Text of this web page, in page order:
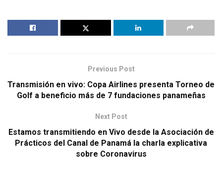
Previous Post
Transmisión en vivo: Copa Airlines presenta Torneo de
Golf a beneficio más de 7 fundaciones panameñas
Next Post
Estamos transmitiendo en Vivo desde la Asociación de
Prácticos del Canal de Panamá la charla explicativa
sobre Coronavirus